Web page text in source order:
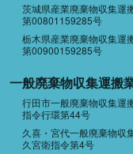
茨城県産業廃棄物収集運
第00801159285号
栃木県産業廃棄物収集運
第00900159285号
一般廃棄物収集運搬
行田市一般廃棄物収集運
指令行環第44号
久喜・宮代一般廃棄物収
久宮衛指令第4号